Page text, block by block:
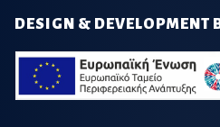
DESIGN & DEVELOPMENT